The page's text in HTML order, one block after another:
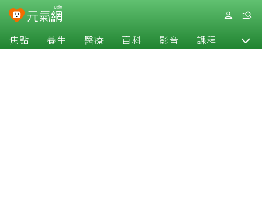
焦點 養生 醫療 百科 影音 課程 退休